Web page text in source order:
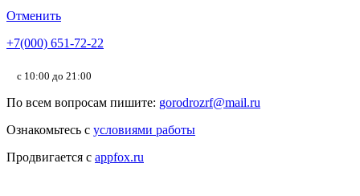
Отменить
+7(000) 651-72-22
с 10:00 до 21:00
По всем вопросам пишите: gorodrozrf@mail.ru
Ознакомьтесь с условиями работы
Продвигается с appfox.ru